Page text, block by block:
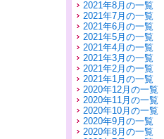
2021年8月の一覧
2021年7月の一覧
2021年6月の一覧
2021年5月の一覧
2021年4月の一覧
2021年3月の一覧
2021年2月の一覧
2021年1月の一覧
2020年12月の一覧
2020年11月の一覧
2020年10月の一覧
2020年9月の一覧
2020年8月の一覧